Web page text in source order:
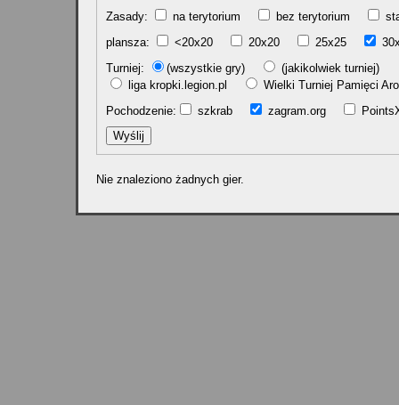
Zasady:
na terytorium bez terytorium
plansza:
<20x20 20x20 25x25
Turniej:
(wszystkie gry)
(jakikolwiek turniej)
liga kropki.legion.pl
Wielki Turniej Pamięci
Pochodzenie:
szkrab zagram.org
Nie znaleziono żadnych gier.